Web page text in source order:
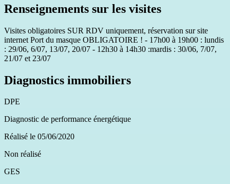
Renseignements sur les visites
Visites obligatoires SUR RDV uniquement, réservation sur site
internet Port du masque OBLIGATOIRE ! - 17h00 à 19h00 : lundis
: 29/06, 6/07, 13/07, 20/07 - 12h30 à 14h30 :mardis : 30/06, 7/07,
21/07 et 23/07
Diagnostics immobiliers
DPE
Diagnostic de performance énergétique
Réalisé le 05/06/2020
Non réalisé
GES